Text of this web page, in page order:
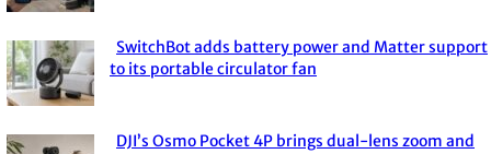
Section
SwitchBot adds battery power and Matter support
to its portable circulator fan
DJI’s Osmo Pocket 4P brings dual-lens zoom and